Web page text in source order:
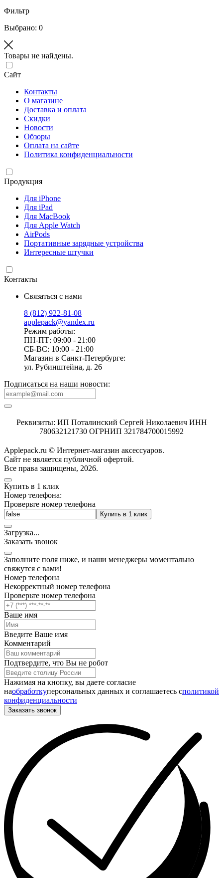
Фильтр
Выбрано: 0
Товары не найдены.
Сайт
Контакты
О магазине
Доставка и оплата
Скидки
Новости
Обзоры
Оплата на сайте
Политика конфиденциальности
Продукция
Для iPhone
Для iPad
Для MacBook
Для Apple Watch
AirPods
Портативные зарядные устройства
Интересные штучки
Контакты
Связаться с нами
8 (812) 922-81-08
applepack@yandex.ru
Режим работы:
ПН-ПТ: 09:00 - 21:00
СБ-ВС: 10:00 - 21:00
Магазин в Санкт-Петербурге:
ул. Рубинштейна, д. 26
Подписаться на наши новости:
Реквизиты: ИП Поталинский Сергей Николаевич ИНН
780632121730 ОГРНИП 321784700015992
Applepack.ru © Интернет-магазин аксессуаров.
Cайт не является публичной офертой.
Все права защищены, 2026.
Купить в 1 клик
Номер телефона:
Проверьте номер телефона
Купить в 1 клик
Загрузка...
Заказать звонок
Заполните поля ниже, и наши менеджеры моментально
свяжутся с вами!
Номер телефона
Некорректный номер телефона
Проверьте номер телефона
Ваше имя
Введите Ваше имя
Комментарий
Подтвердите, что Вы не робот
Нажимая на кнопку, вы даете согласие
наобработкуперсональных данных и соглашаетесь cполитикой
конфиденциальности
Заказать звонок